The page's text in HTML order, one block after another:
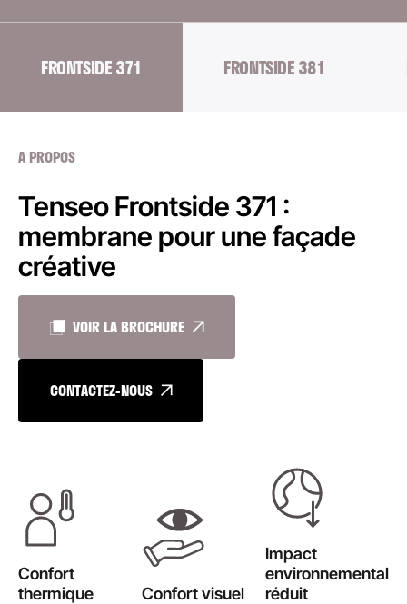
FRONTSIDE 371 FRONTSIDE 381
A PROPOS
Tenseo Frontside 371 :
membrane pour une façade
créative
VOIR LA BROCHURE
CONTACTEZ-NOUS
Confort
thermique
Confort visuel
Impact
environnemental
réduit